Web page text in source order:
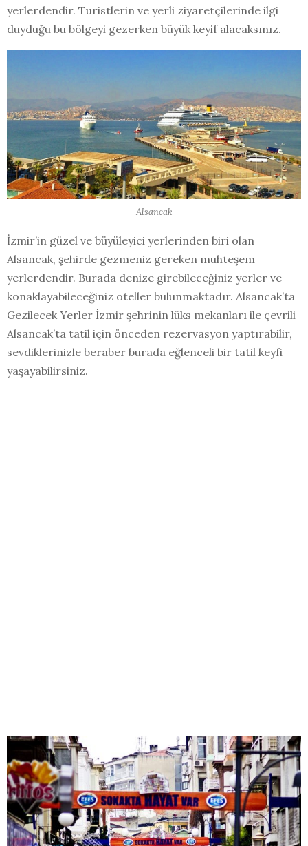
yerlerdendir. Turistlerin ve yerli ziyaretçilerinde ilgi
duyduğu bu bölgeyi gezerken büyük keyif alacaksınız.
Alsancak
İzmir’in güzel ve büyüleyici yerlerinden biri olan
Alsancak, şehirde gezmeniz gereken muhteşem
yerlerdendir. Burada denize girebileceğiniz yerler ve
konaklayabileceğiniz oteller bulunmaktadır. Alsancak’ta
Gezilecek Yerler İzmir şehrinin lüks mekanları ile çevrili
Alsancak’ta tatil için önceden rezervasyon yaptırabilir,
sevdiklerinizle beraber burada eğlenceli bir tatil keyfi
yaşayabilirsiniz.